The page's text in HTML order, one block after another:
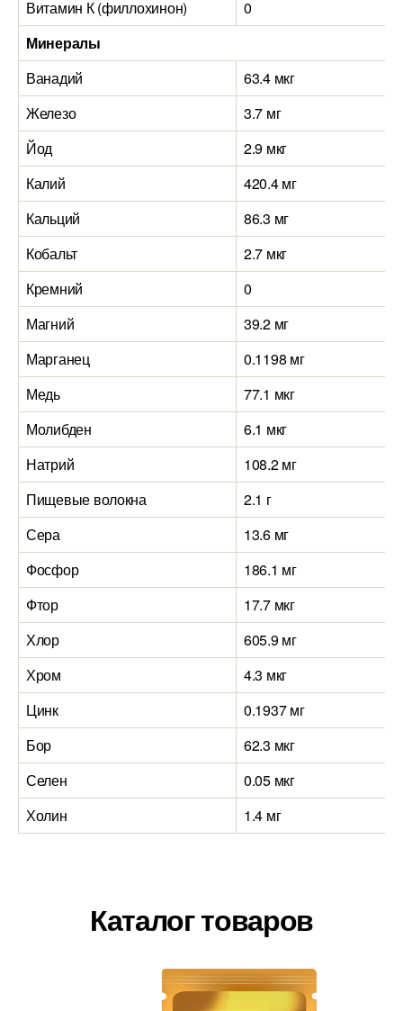
Витамин К (филлохинон)
0
Минералы
Ванадий
63.4 мкг
Железо
3.7 мг
Йод
2.9 мкг
Калий
420.4 мг
Кальций
86.3 мг
Кобальт
2.7 мкг
Кремний
0
Магний
39.2 мг
Марганец
0.1198 мг
Медь
77.1 мкг
Молибден
6.1 мкг
Натрий
108.2 мг
Пищевые волокна
2.1 г
Сера
13.6 мг
Фосфор
186.1 мг
Фтор
17.7 мкг
Хлор
605.9 мг
Хром
4.3 мкг
Цинк
0.1937 мг
Бор
62.3 мкг
Селен
0.05 мкг
Холин
1.4 мг
Каталог товаров